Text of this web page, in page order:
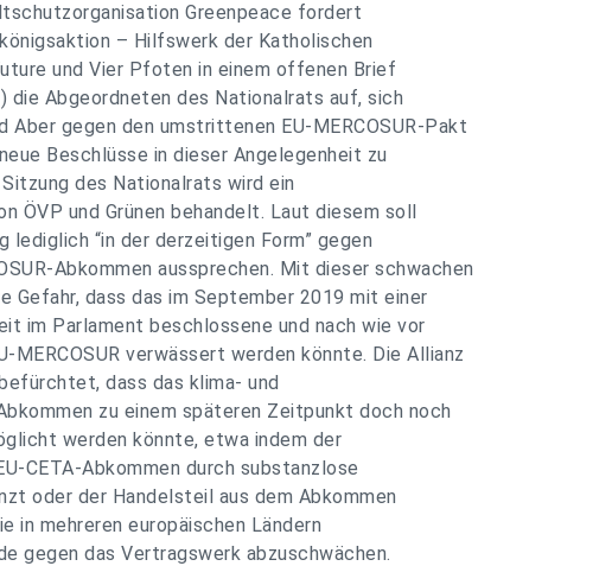
Greenpeace fordert
– Hilfswerk der Katholischen
und Vier Pfoten in einem offenen Brief
Abgeordneten des Nationalrats auf, sich
Aber gegen den umstrittenen EU-MERCOSUR-Pakt
Beschlüsse in dieser Angelegenheit zu
des Nationalrats wird ein
ÖVP und Grünen behandelt. Laut diesem soll
lediglich “in der derzeitigen Form” gegen
Abkommen aussprechen. Mit dieser schwachen
Gefahr, dass das im September 2019 mit einer
im Parlament beschlossene und nach wie vor
MERCOSUR verwässert werden könnte. Die Allianz
dass das klima- und
zu einem späteren Zeitpunkt doch noch
werden könnte, etwa indem der
CETA-Abkommen durch substanzlose
oder der Handelsteil aus dem Abkommen
in mehreren europäischen Ländern
gegen das Vertragswerk abzuschwächen.